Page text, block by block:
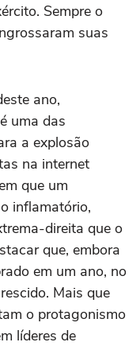
Sempre o
suas
ano,
uma das
a explosão
na internet
que um
inflamatório,
direita que o
que, embora
em um ano, no
Mais que
o protagonismo
líderes de